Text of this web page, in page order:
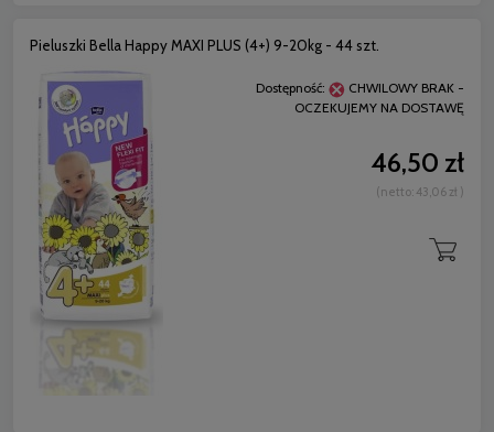
Pieluszki Bella Happy MAXI PLUS (4+) 9-20kg - 44 szt.
Dostępność:
CHWILOWY BRAK -
OCZEKUJEMY NA DOSTAWĘ
46,50 zł
(netto: 43,06 zł )